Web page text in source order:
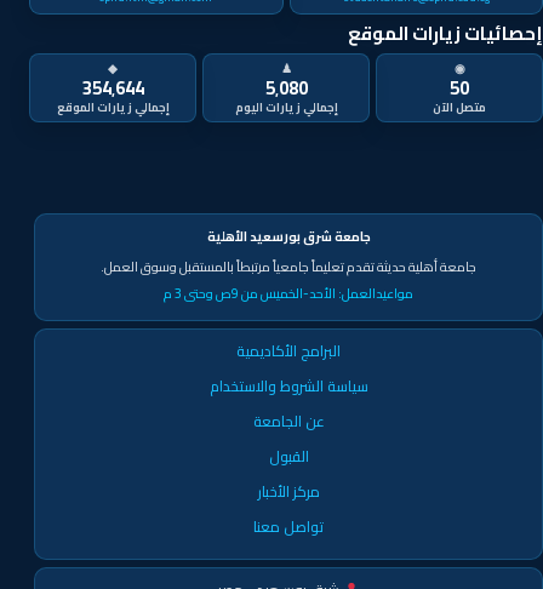
إحصائيات زيارات الموقع
◉
50
متصل الآن
♟
5٬080
◆
354٬644
جامعة شرق بورسعيد الأهلية
جامعة أهلية حديثة تقدم تعليماً جامعياً مرتبطاً بالمستقبل وسوق العمل.
مواعيدالعمل: الأحد-الخميس من 9ص وحتى 3 م
البرامج الأكاديمية
سياسة الشروط والاستخدام
عن الجامعة
القبول
مركز الأخبار
تواصل معنا